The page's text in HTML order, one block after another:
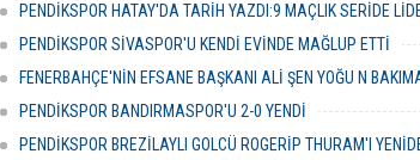
PENDİKSPOR HATAY'DA TARİH YAZDI:9 MAÇLIK SERİDE
PENDİKSPOR SİVASPOR'U KENDİ EVİNDE MAĞLUP ETTİ
FENERBAHÇE'NİN EFSANE BAŞKANI ALİ ŞEN YOĞU N
PENDİKSPOR BANDIRMASPOR'U 2-0 YENDİ
PENDİKSPOR BREZİLAYLI GOLCÜ ROGERİP THURAM'I